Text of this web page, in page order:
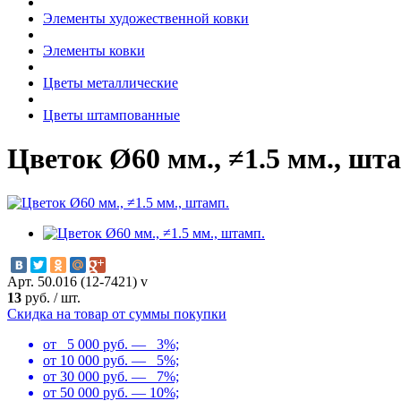
Элементы художественной ковки
Элементы ковки
Цветы металлические
Цветы штампованные
Цветок Ø60 мм., ≠1.5 мм.,
Арт. 50.016 (12-7421) v
13 руб. /шт.
Скидка на товар от суммы покупки
от 5 000 руб. — 3%;
от 10 000 руб. — 5%;
от 30 000 руб. — 7%;
от 50 000 руб. — 10%;